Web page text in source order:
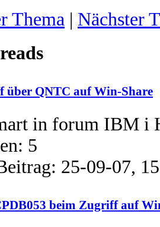
Thema | Nächster
über QNTC auf Win-Share
in forum IBM i
5
25-09-07,
beim Zugriff auf